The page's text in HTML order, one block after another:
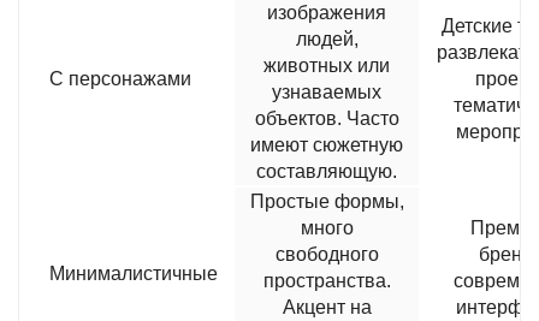
С персонажами
изображения
людей,
животных или
узнаваемых
объектов. Часто
имеют сюжетную
составляющую.
Детские
Минималистичные
Простые формы,
много
свободного
пространства.
Акцент на